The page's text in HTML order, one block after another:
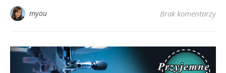
myou Brak komentarzy